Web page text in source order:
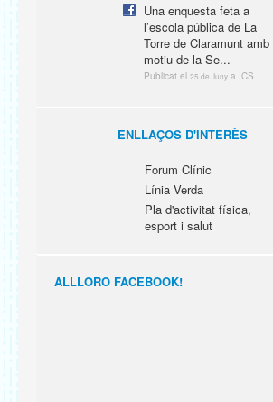
Una enquesta feta a
l’escola pública de La
Torre de Claramunt amb
motiu de la Se...
Publicat el 25 de Juny a ICS
ENLLAÇOS D'INTERÈS
Forum Clínic
Línia Verda
Pla d'activitat física,
esport i salut
ALLLORO FACEBOOK!